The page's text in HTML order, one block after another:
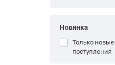
Новинка
Только новые
поступления